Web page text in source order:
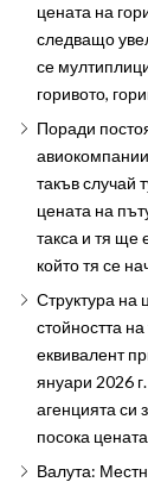
цената на
следващо
се
горивото,
Поради
такъв случай
цената на
такса и тя ще
който тя се
Структура на
стойността
еквивалент
януари 2026
агенцията си
посока
Валута: